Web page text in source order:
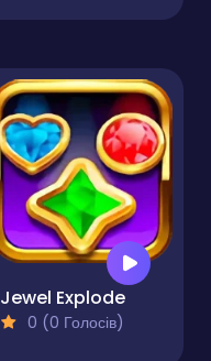
Jewel Explode
0 (0 Голосів)